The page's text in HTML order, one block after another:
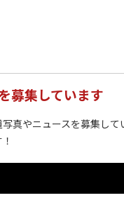
募集しています
真やニュースを募集し